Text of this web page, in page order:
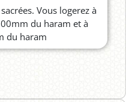
Vous logerez à
du haram et à
du haram